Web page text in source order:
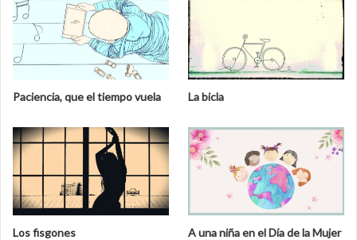
Paciencia, que el tiempo vuela La bicla
Los fisgones A una niña en el Día de la Mujer